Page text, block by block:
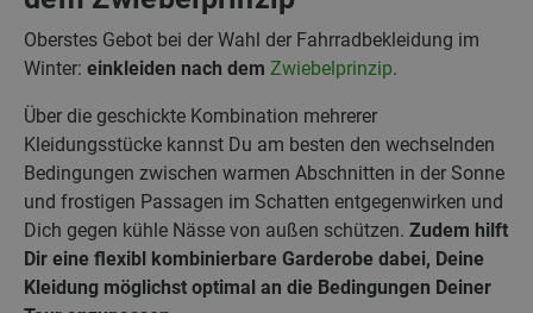
Oberstes Gebot bei der Wahl der Fahrradbekleidung im
Winter: einkleiden nach dem Zwiebelprinzip.
Über die geschickte Kombination mehrerer
Kleidungsstücke kannst Du am besten den wechselnden
Bedingungen zwischen warmen Abschnitten in der Sonne
und frostigen Passagen im Schatten entgegenwirken und
Dich gegen kühle Nässe von außen schützen. Zudem hilft
Dir eine flexibl kombinierbare Garderobe dabei, Deine
Kleidung möglichst optimal an die Bedingungen Deiner